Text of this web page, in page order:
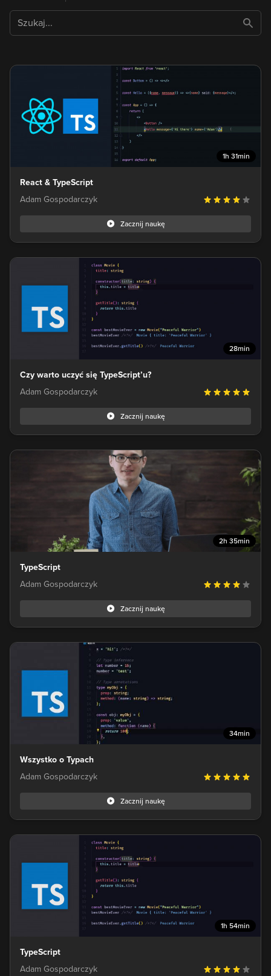
1h 31min
React & TypeScript
Adam Gospodarczyk
Zacznij naukę
28min
Czy warto uczyć się TypeScript’u?
Adam Gospodarczyk
Zacznij naukę
2h 35min
TypeScript
Adam Gospodarczyk
Zacznij naukę
34min
Wszystko o Typach
Adam Gospodarczyk
Zacznij naukę
1h 54min
TypeScript
Adam Gospodarczyk